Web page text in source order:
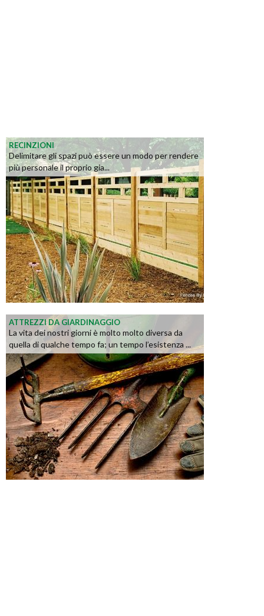
RECINZIONI
Delimitare gli spazi può essere un modo per rendere
più personale il proprio gia...
ATTREZZI DA GIARDINAGGIO
La vita dei nostri giorni è molto molto diversa da
quella di qualche tempo fa; un tempo l’esistenza ...